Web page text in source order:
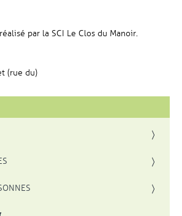
par la SCI Le Clos du Manoir.
(rue du)